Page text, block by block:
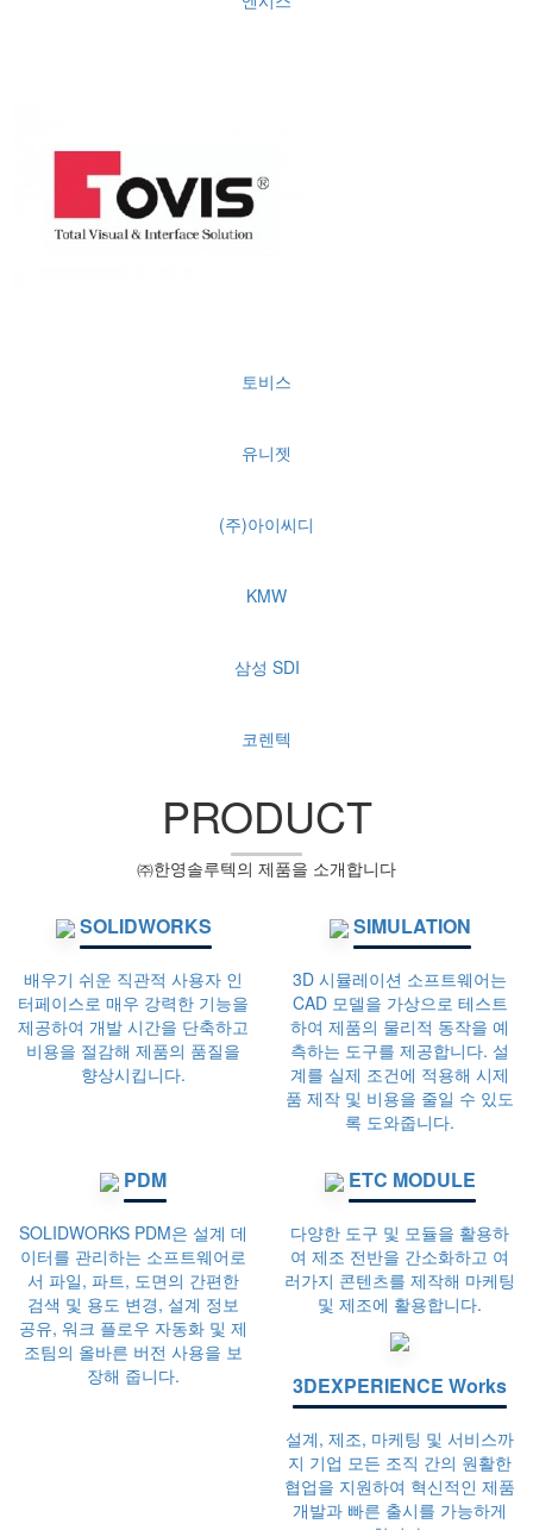
토비스
유니젯
(주)아이씨디
KMW
삼성 SDI
코렌텍
PRODUCT
㈜한영솔루텍의 제품을 소개합니다
SOLIDWORKS
배우기 쉬운 직관적 사용자 인
터페이스로 매우 강력한 기능을
제공하여 개발 시간을 단축하고
비용을 절감해 제품의 품질을
향상시킵니다.
SIMULATION
3D 시뮬레이션 소프트웨어는
CAD 모델을 가상으로 테스트
하여 제품의 물리적 동작을 예
측하는 도구를 제공합니다. 설
계를 실제 조건에 적용해 시제
품 제작 및 비용을 줄일 수 있도
록 도와줍니다.
PDM
SOLIDWORKS PDM은 설계 데
이터를 관리하는 소프트웨어로
서 파일, 파트, 도면의 간편한
검색 및 용도 변경, 설계 정보
공유, 워크 플로우 자동화 및 제
조팀의 올바른 버전 사용을 보
장해 줍니다.
ETC MODULE
다양한 도구 및 모듈을 활용하
여 제조 전반을 간소화하고 여
러가지 콘텐츠를 제작해 마케팅
및 제조에 활용합니다.
3DEXPERIENCE Works
설계, 제조, 마케팅 및 서비스까
지 기업 모든 조직 간의 원활한
협업을 지원하여 혁신적인 제품
개발과 빠른 출시를 가능하게